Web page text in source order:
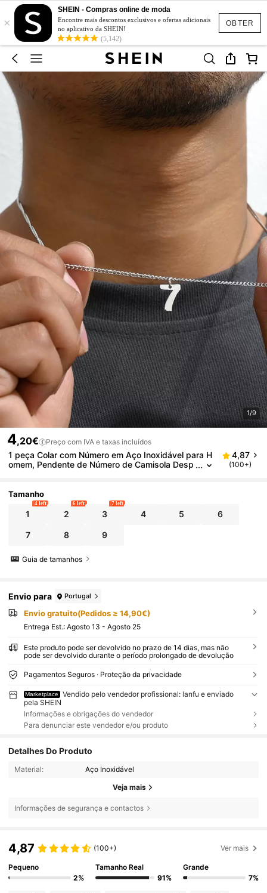
OBTER
×
SHEIN - Compras online de moda
Encontre mais descontos exclusivos e ofertas adicionais
no aplicativo da SHEIN!
(5,142)
1/9
4,20€ Preço com IVA e taxas incluídos
1 peça Colar com Número em Aço Inoxidável para H
omem, Pendente de Número de Camisola Desp
4,87
(100+)
Tamanho
1
4 left
2
6 left
3
7 left
4 5 6
7 8 9
Guia de tamanhos
Envio para Portugal
Envio gratuito(Pedidos ≥ 14,90€)
Entrega Est.: Agosto 13 - Agosto 25
Este produto pode ser devolvido no prazo de 14 dias, mas não
pode ser devolvido durante o período prolongado de devolução
Pagamentos Seguros · Proteção da privacidade
Marketplace
Vendido pelo vendedor profissional: lanfu e enviado
pela SHEIN
Informações e obrigações do vendedor
Para denunciar este vendedor e/ou produto
Detalhes Do Produto
Material: Aço Inoxidável
Veja mais
Informações de segurança e contactos
4,87 (100+) Ver mais
Pequeno
2%
Tamanho Real
91%
Grande
7%